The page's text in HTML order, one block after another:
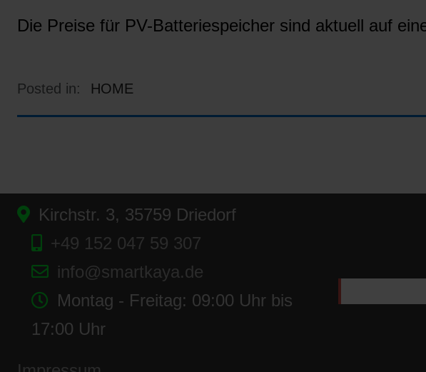
Die Preise für PV-Batteriespeicher sind aktuell auf
Posted in: HOME
Kirchstr. 3, 35759 Driedorf
+49 152 047 59 307
info@smartkaya.de
Montag - Freitag: 09:00 Uhr bis
17:00 Uhr